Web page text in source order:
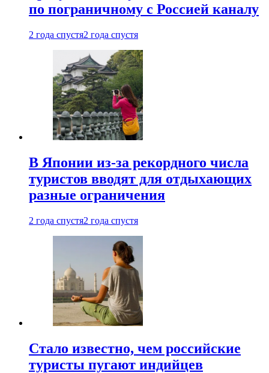
по пограничному с Россией каналу
2 года спустя2 года спустя
В Японии из-за рекордного числа
туристов вводят для отдыхающих
разные ограничения
2 года спустя2 года спустя
Стало известно, чем российские
туристы пугают индийцев